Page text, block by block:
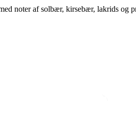
noter af solbær, kirsebær, lakrids og